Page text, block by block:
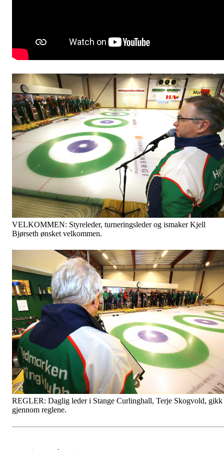
VELKOMMEN: Styreleder, turneringsleder og ismaker Kjell
Bjørseth ønsket velkommen.
REGLER: Daglig leder i Stange Curlinghall, Terje Skogvold, gikk
gjennom reglene.